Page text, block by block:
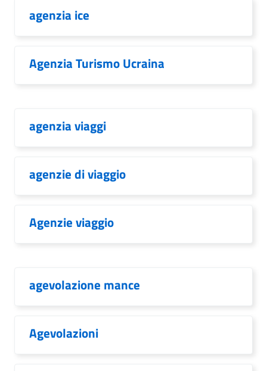
agenzia ice
Agenzia Turismo Ucraina
agenzia viaggi
agenzie di viaggio
Agenzie viaggio
agevolazione mance
Agevolazioni